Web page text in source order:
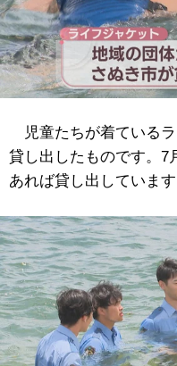
児童たちが着ている
貸し出したものです。7
あれば貸し出しています